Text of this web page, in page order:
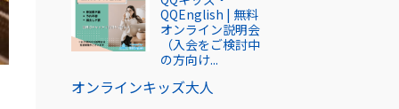
オンラインキッズ大人
QQEnglish | 無料
オンライン説明会
（入会をご検討中
の方向け...